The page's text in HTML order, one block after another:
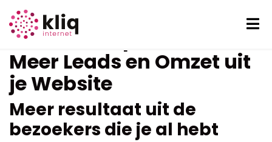
Conversieoptimalisatie:
Meer Leads en Omzet uit
je Website
Meer resultaat uit de
bezoekers die je al hebt